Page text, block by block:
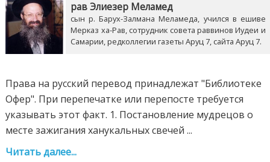
рав Элиезер Меламед
сын р. Барух-Залмана Меламеда, учился в ешиве
Мерказ ха-Рав, сотрудник совета раввинов Иудеи и
Самарии, редколлегии газеты Аруц 7, сайта Аруц 7.
Права на русский перевод принадлежат "Библиотеке
Офер". При перепечатке или перепосте требуется
указывать этот факт. 1. Постановление мудрецов о
месте зажигания ханукальных свечей ...
Читать далее...